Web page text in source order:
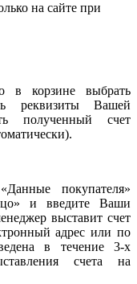
на сайте при
в корзине выбрать
реквизиты Вашей
полученный счет
покупателя»
и введите Ваши
выставит счет
адрес или по
в течение 3-х
счета на